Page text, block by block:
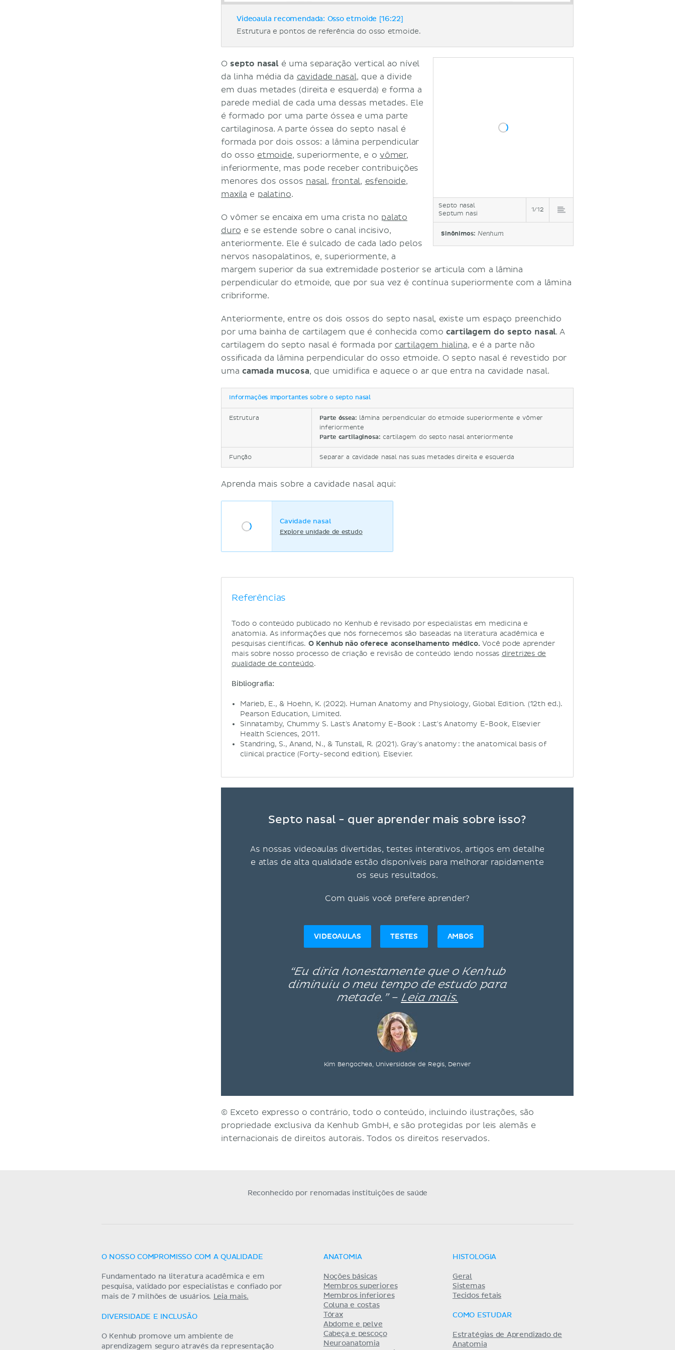
Videoaula recomendada: Osso etmoide [16:22]
Estrutura e pontos de referência do osso etmoide.
Septo nasal
Septum nasi
1/12
Sinônimos: Nenhum
O septo nasalé uma separação vertical ao nível
da linha média da cavidade nasal, que a divide
em duas metades (direita e esquerda) e forma a
parede medial de cada uma dessas metades. Ele
é formado por uma parte óssea e uma parte
cartilaginosa. A parte óssea do septo nasal é
formada por dois ossos: a lâmina perpendicular
do osso etmoide, superiormente, e o vômer,
inferiormente, mas pode receber contribuições
menores dos ossos nasal,frontal, esfenoide,
maxila e palatino.
O vômer se encaixa em uma crista no palato
duro e se estende sobre o canal incisivo,
anteriormente. Ele é sulcado de cada lado pelos
nervos nasopalatinos, e, superiormente, a
margem superior da sua extremidade posterior se articula com a lâmina
perpendicular do etmoide, que por sua vez é contínua superiormente com a lâmina
cribriforme.
Anteriormente, entre os dois ossos do septo nasal, existe um espaço preenchido
por uma bainha de cartilagem que é conhecida comocartilagem do septo nasal. A
cartilagem do septo nasal é formada por cartilagem hialina, e é a parte não
ossificada da lâmina perpendicular do osso etmoide. O septo nasal é revestido por
uma camada mucosa, que umidifica e aquece o ar que entra na cavidade nasal.
Informações importantes sobre o septo nasal
Estrutura Parte óssea: lâmina perpendicular do etmoide superiormente e vômer
inferiormente
Parte cartilaginosa: cartilagem do septo nasal anteriormente
Função Separar a cavidade nasal nas suas metades direita e esquerda
Aprenda mais sobre a cavidade nasal aqui:
Cavidade nasal
Explore unidade de estudo
Referências
Todo o conteúdo publicado no Kenhub é revisado por especialistas em medicina e
anatomia. As informações que nós fornecemos são baseadas na literatura acadêmica e
pesquisas científicas. O Kenhub não oferece aconselhamento médico. Você pode aprender
mais sobre nosso processo de criação e revisão de conteúdo lendo nossas diretrizes de
qualidade de conteúdo.
Bibliografia:
Marieb, E., & Hoehn, K. (2022). Human Anatomy and Physiology, Global Edition. (12th ed.).
Pearson Education, Limited.
Sinnatamby, Chummy S. Last's Anatomy E-Book : Last's Anatomy E-Book, Elsevier
Health Sciences, 2011.
Standring, S., Anand, N., & Tunstall, R. (2021). Gray's anatomy : the anatomical basis of
clinical practice (Forty-second edition). Elsevier.
Septo nasal - quer aprender mais sobre isso?
As nossas videoaulas divertidas, testes interativos, artigos em detalhe
e atlas de alta qualidade estão disponíveis para melhorar rapidamente
os seus resultados.
Com quais você prefere aprender?
VIDEOAULAS TESTES AMBOS
“Eu diria honestamente que o Kenhub
diminuiu o meu tempo de estudo para
metade.” – Leia mais.
Kim Bengochea, Universidade de Regis, Denver
© Exceto expresso o contrário, todo o conteúdo, incluindo ilustrações, são
propriedade exclusiva da Kenhub GmbH, e são protegidas por leis alemãs e
internacionais de direitos autorais. Todos os direitos reservados.
Reconhecido por renomadas instituições de saúde
O NOSSO COMPROMISSO COM A QUALIDADE
Fundamentado na literatura acadêmica e em
pesquisa, validado por especialistas e confiado por
mais de 7 milhões de usuários.
Leia mais.
DIVERSIDADE E INCLUSÃO
O Kenhub promove um ambiente de
aprendizagem seguro através da representação
ANATOMIA
Noções básicas
Membros superiores
Membros inferiores
Coluna e costas
Tórax
Abdome e pelve
Cabeça e pescoço
Neuroanatomia
HISTOLOGIA
Geral
Sistemas
Tecidos fetais
COMO ESTUDAR
Estratégias de Aprendizado de
Anatomia